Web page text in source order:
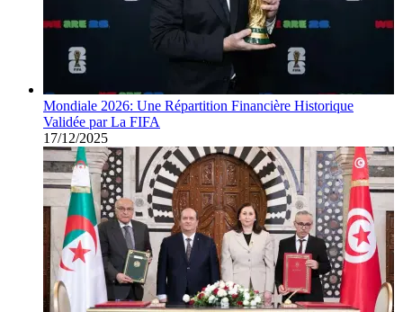
Mondiale 2026: Une Répartition Financière Historique
Validée par La FIFA
17/12/2025